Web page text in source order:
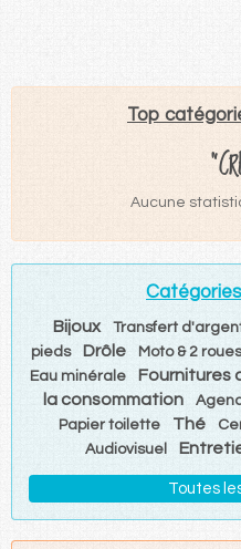
Top
Aucune
Bijoux Transfert
pieds
Drôle Moto & 2 roues
Eau minérale Fournitures
la consommation
Papier toilette Thé
Audiovisuel
Toutes